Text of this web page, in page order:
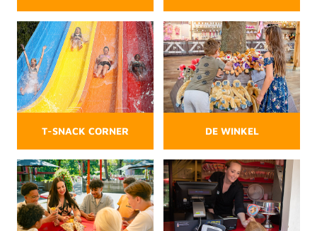
T-SNACK CORNER DE WINKEL